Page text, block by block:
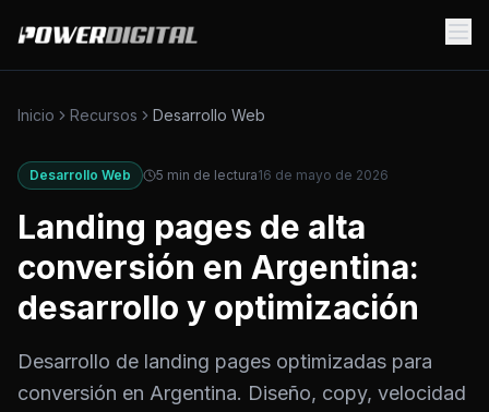
Inicio Recursos Desarrollo Web
Desarrollo Web 5 min de lectura16 de mayo de 2026
Landing pages de alta
conversión en Argentina:
desarrollo y optimización
Desarrollo de landing pages optimizadas para
conversión en Argentina. Diseño, copy, velocidad